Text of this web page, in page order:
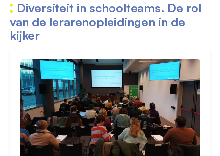
Diversiteit in schoolteams. De rol
van de lerarenopleidingen in de
kijker